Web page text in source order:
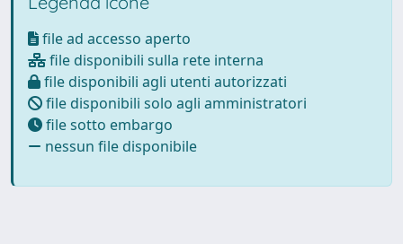
file ad accesso aperto
file disponibili sulla rete interna
file disponibili agli utenti autorizzati
file disponibili solo agli amministratori
file sotto embargo
nessun file disponibile